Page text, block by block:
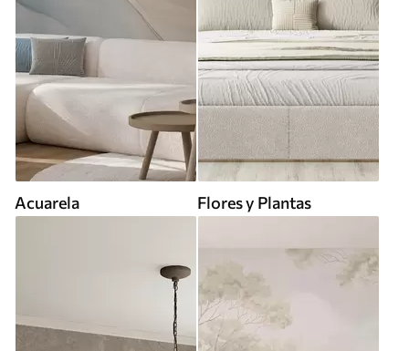
Acuarela Flores y Plantas